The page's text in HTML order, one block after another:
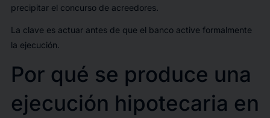
precipitar el concurso de acreedores.
La clave es actuar antes de que el banco active formalmente
la ejecución.
Por qué se produce una
ejecución hipotecaria en